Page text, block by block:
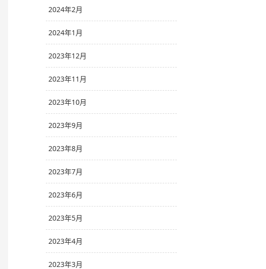
2024年2月
2024年1月
2023年12月
2023年11月
2023年10月
2023年9月
2023年8月
2023年7月
2023年6月
2023年5月
2023年4月
2023年3月